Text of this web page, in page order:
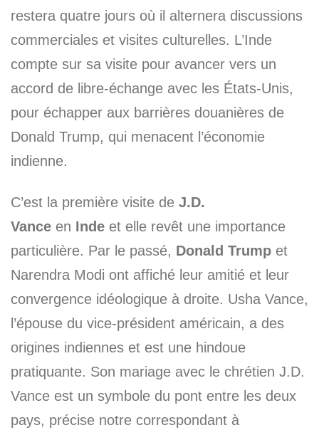
restera quatre jours où il alternera discussions
commerciales et visites culturelles. L’Inde
compte sur sa visite pour avancer vers un
accord de libre-échange avec les États-Unis,
pour échapper aux barrières douanières de
Donald Trump, qui menacent l’économie
indienne.
C’est la première visite de J.D.
Vance en Inde et elle revêt une importance
particulière. Par le passé, Donald Trump et
Narendra Modi ont affiché leur amitié et leur
convergence idéologique à droite. Usha Vance,
l’épouse du vice-président américain, a des
origines indiennes et est une hindoue
pratiquante. Son mariage avec le chrétien J.D.
Vance est un symbole du pont entre les deux
pays, précise notre correspondant à